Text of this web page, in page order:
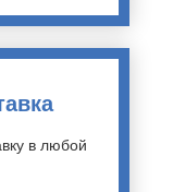
в любой